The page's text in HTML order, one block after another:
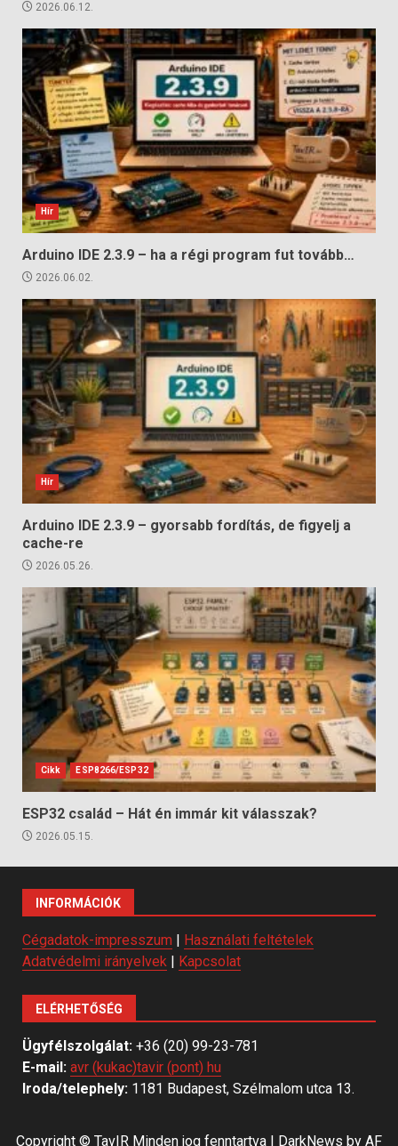
2026.06.12.
Hír
Arduino IDE 2.3.9 – ha a régi program fut tovább…
2026.06.02.
Hír
Arduino IDE 2.3.9 – gyorsabb fordítás, de figyelj a
cache-re
2026.05.26.
Cikk ESP8266/ESP32
ESP32 család – Hát én immár kit válasszak?
2026.05.15.
INFORMÁCIÓK
Cégadatok-impresszum
Használati feltételek
Adatvédelmi irányelvek
Kapcsolat
ELÉRHETŐSÉG
Ügyfélszolgálat: +36 (20) 99-23-781
E-mail: avr (kukac)tavir (pont) hu
Iroda/telephely: 1181 Budapest, Szélmalom utca 13.
Copyright © TavIR Minden jog fenntartva DarkNews by AF